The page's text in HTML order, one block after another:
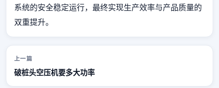
系统的安全稳定运行，最终实现生产效率与产品质量的
双重提升。
上一篇
破桩头空压机要多大功率